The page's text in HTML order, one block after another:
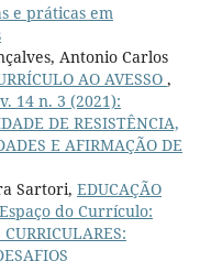
e práticas em
Antonio Carlos
AO AVESSO ,
14 n. 3 (2021):
DE RESISTÊNCIA,
E AFIRMAÇÃO DE
Sartori, EDUCAÇÃO
do Currículo: